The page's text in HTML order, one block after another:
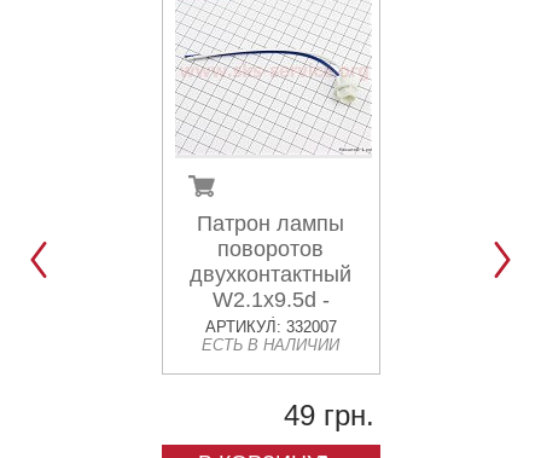
Патрон лампы
поворотов
двухконтактный
W2.1x9.5d -
T10/T13
АРТИКУЛ: 332007
ЕСТЬ В НАЛИЧИИ
49 грн.
D=80мм, к-
(черные)